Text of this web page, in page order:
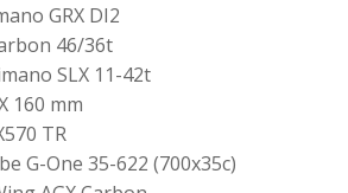
GRX DI2
46/36t
SLX 11-42t
160 mm
TR
G-One 35-622 (700x35c)